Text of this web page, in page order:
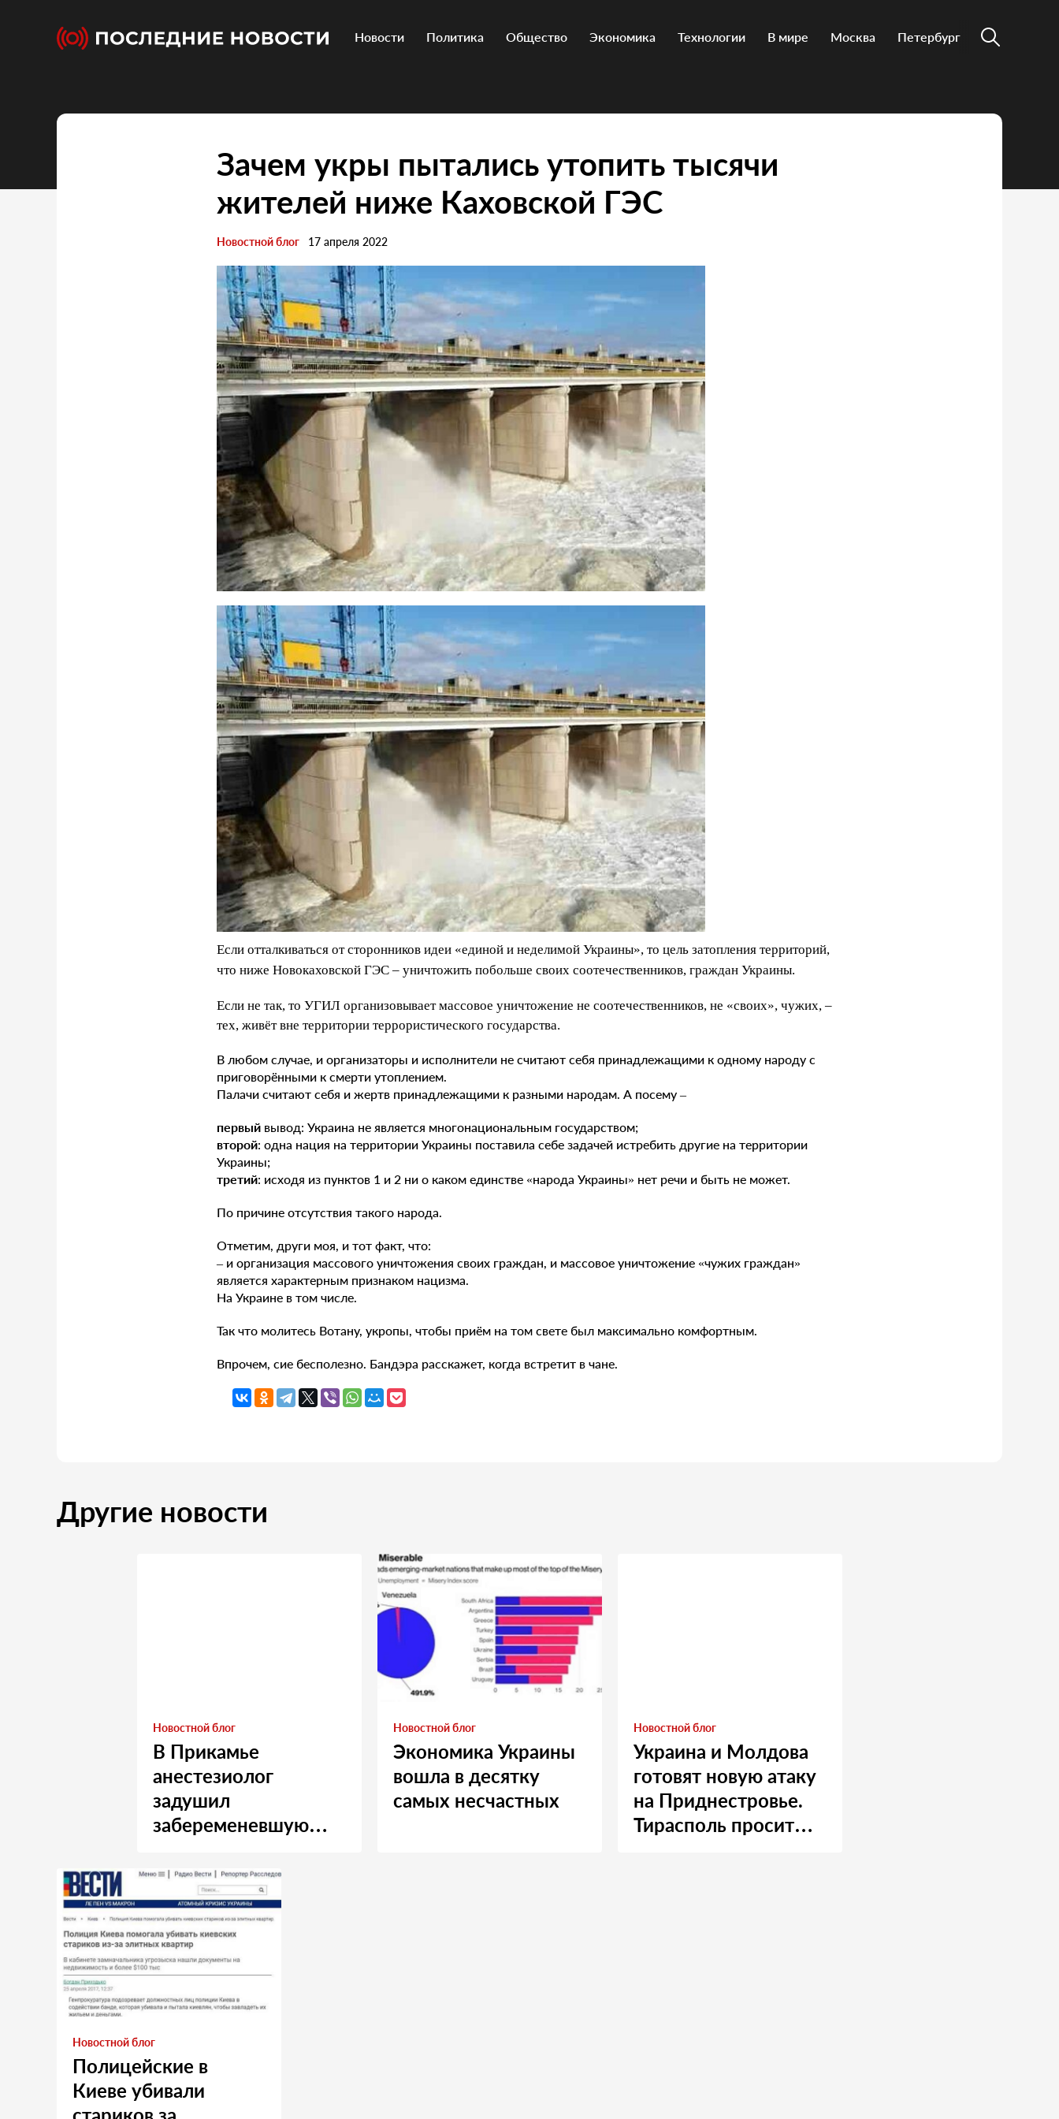
Новости Политика Общество Экономика Технологии В мире Москва Петербург
Зачем укры пытались утопить тысячи
жителей ниже Каховской ГЭС
Новостной блог 17 апреля 2022
Если отталкиваться от сторонников идеи «единой и неделимой Украины», то цель затопления территорий,
что ниже Новокаховской ГЭС – уничтожить побольше своих соотечественников, граждан Украины.
Если не так, то УГИЛ организовывает массовое уничтожение не соотечественников, не «своих», чужих, –
тех, живёт вне территории террористического государства.
В любом случае, и организаторы и исполнители не считают себя принадлежащими к одному народу с
приговорёнными к смерти утоплением.
Палачи считают себя и жертв принадлежащими к разными народам. А посему –
первый вывод: Украина не является многонациональным государством;
второй: одна нация на территории Украины поставила себе задачей истребить другие на территории
Украины;
третий: исходя из пунктов 1 и 2 ни о каком единстве «народа Украины» нет речи и быть не может.
По причине отсутствия такого народа.
Отметим, други моя, и тот факт, что:
– и организация массового уничтожения своих граждан, и массовое уничтожение «чужих граждан»
является характерным признаком нацизма.
На Украине в том числе.
Так что молитесь Вотану, укропы, чтобы приём на том свете был максимально комфортным.
Впрочем, сие бесполезно. Бандэра расскажет, когда встретит в чане.
Другие новости
Новостной блог
В Прикамье
анестезиолог
задушил
забеременевшую
Новостной блог
Экономика Украины
вошла в десятку
самых несчастных
Новостной блог
Украина и Молдова
готовят новую атаку
на Приднестровье.
Тирасполь просит
Новостной блог
Полицейские в
Киеве убивали